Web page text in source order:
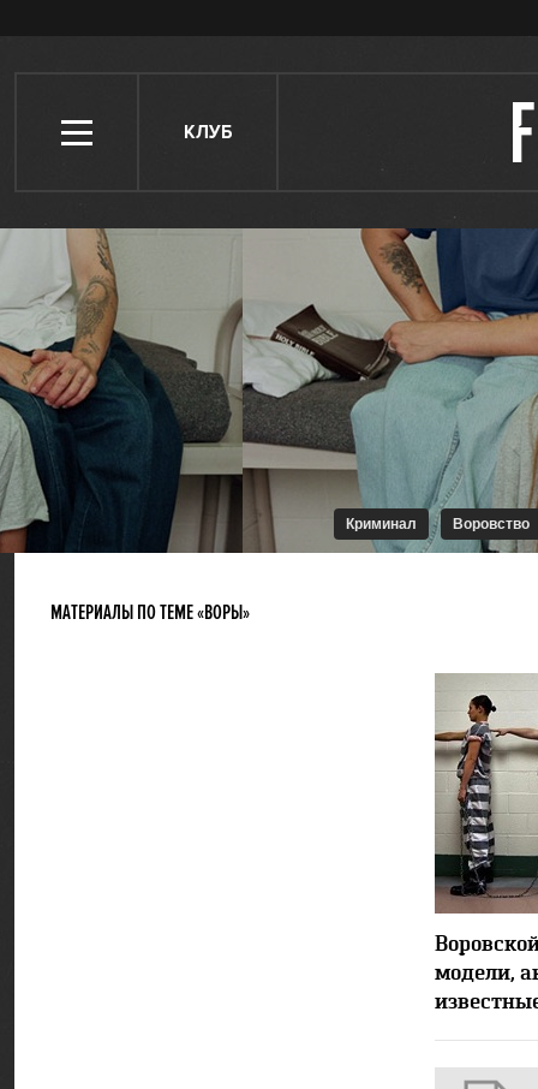
КЛУБ
Криминал Воровство
МАТЕРИАЛЫ ПО ТЕМЕ «ВОРЫ»
модели,